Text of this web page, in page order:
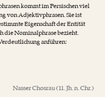
kommt im Persischen viel
von Adjektivphrasen. Sie ist
Eigenschaft der Entität
die Nominalphrase bezieht.
anführen:
Nasser Chosrau(11. Jh. n. Chr.)